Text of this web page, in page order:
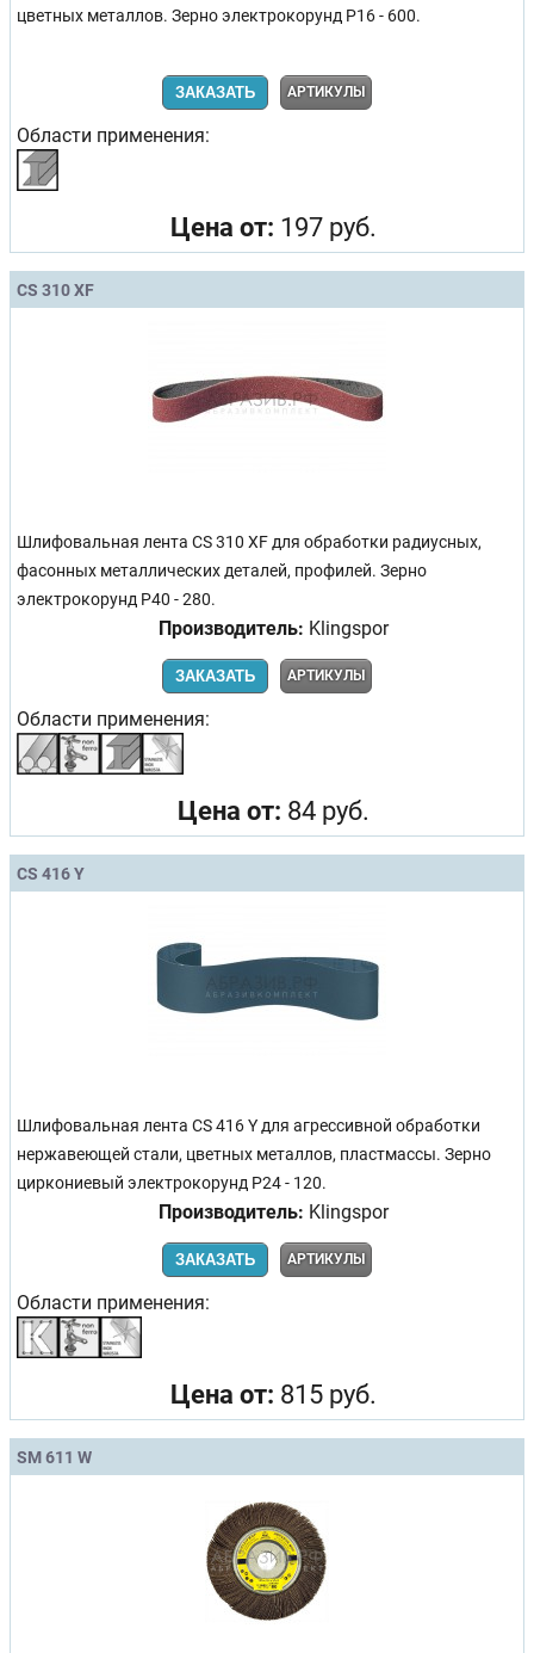
цветных металлов. Зерно электрокорунд Р16 - 600.
ЗАКАЗАТЬ АРТИКУЛЫ
Области применения:
Цена от: 197 руб.
CS 310 XF
Шлифовальная лента CS 310 XF для обработки радиусных,
фасонных металлических деталей, профилей. Зерно
электрокорунд Р40 - 280.
Производитель: Klingspor
ЗАКАЗАТЬ АРТИКУЛЫ
Области применения:
Цена от: 84 руб.
CS 416 Y
Шлифовальная лента CS 416 Y для агрессивной обработки
нержавеющей стали, цветных металлов, пластмассы. Зерно
циркониевый электрокорунд Р24 - 120.
Производитель: Klingspor
ЗАКАЗАТЬ АРТИКУЛЫ
Области применения:
Цена от: 815 руб.
SM 611 W